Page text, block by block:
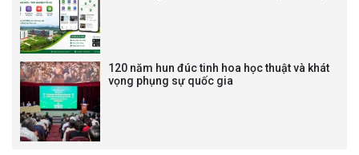
Bảo vệ luận án tiến sĩ của NCS
120 năm hun đúc tinh hoa học thuật và khát
vọng phụng sự quốc gia